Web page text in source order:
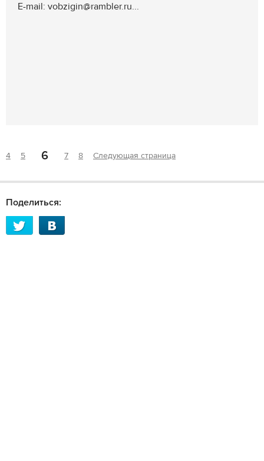
E-mail: vobzigin@rambler.ru...
4 5 6 7 8 Следующая страница
Поделиться: